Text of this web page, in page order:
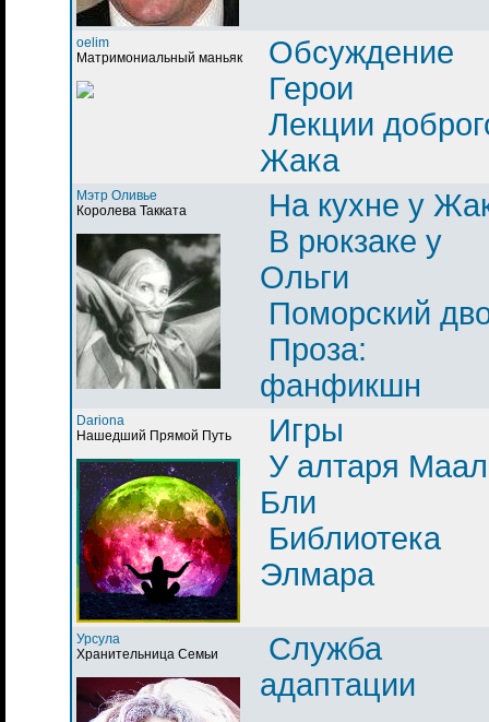
oelim
Матримониальный маньяк
Обсуждение
Герои
Лекции
Жака
Мэтр Оливье
Королева Такката
На кухне у
В рюкзаке у
Ольги
Поморский
Проза:
фанфикшн
Dariona
Нашедший Прямой Путь
Игры
У алтаря
Бли
Библиотека
Элмара
Урсула
Хранительница Семьи
Служба
адаптации